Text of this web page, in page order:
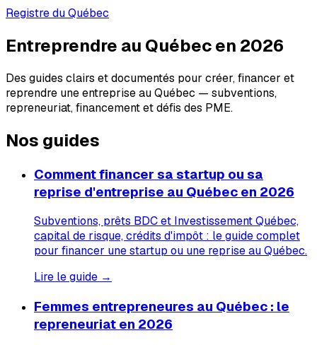
Registre du Québec
Entreprendre au Québec en 2026
Des guides clairs et documentés pour créer, financer et
reprendre une entreprise au Québec — subventions,
repreneuriat, financement et défis des PME.
Nos guides
Comment financer sa startup ou sa
reprise d'entreprise au Québec en 2026
Subventions, prêts BDC et Investissement Québec,
capital de risque, crédits d'impôt : le guide complet
pour financer une startup ou une reprise au Québec.
Lire le guide →
Femmes entrepreneures au Québec : le
repreneuriat en 2026